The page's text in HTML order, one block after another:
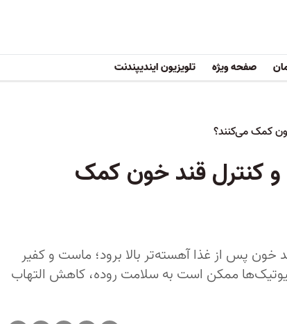
صفحه ویژه تلویزیون ایندیپندنت
کدام خوراکی‌ها به پیشگیری از دیابت نوع ۲ و کنترل قند خون کمک
پس از غذا آهسته‌تر بالا برود؛ ماست و کفیر
ممکن است به سلامت روده، کاهش التهاب